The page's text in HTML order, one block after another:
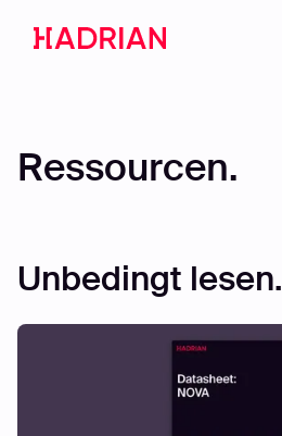
Ressourcen.
Unbedingt lesen.